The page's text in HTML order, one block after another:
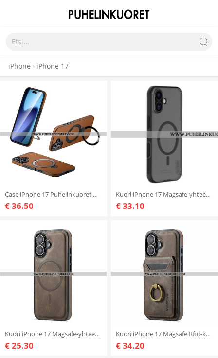
iPhone iPhone 17
Case iPhone 17 Puhelinkuoret Magsafe-yhteensopiva Nahkakotelon Ja Jalustan Kanssa
€ 36.50
Kuori iPhone 17 Magsafe-yhteensopiva Frosted Shield Pro Nillkinin Kanssa
€ 33.10
Kuori iPhone 17 Magsafe-yhteensopiva Premium Leather Effectin Kanssa
€ 25.30
Kuori iPhone 17 Magsafe Rfid-korttipidikkeellä Ja Integroidulla Jalustalla
€ 34.20